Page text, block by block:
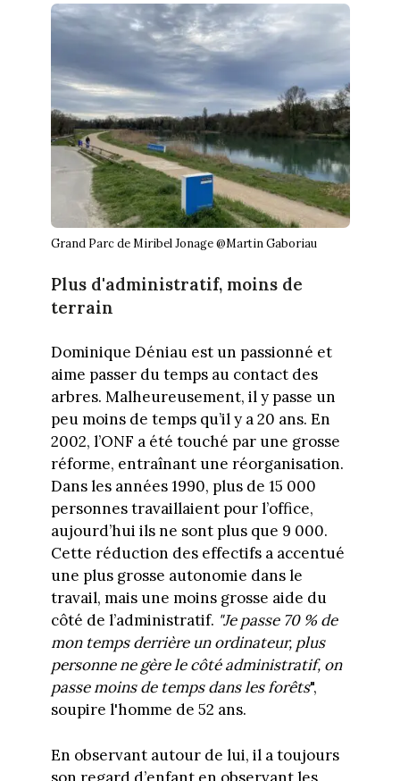
Grand Parc de Miribel Jonage @Martin Gaboriau
Plus d'administratif, moins de
terrain
Dominique Déniau est un passionné et
aime passer du temps au contact des
arbres. Malheureusement, il y passe un
peu moins de temps qu’il y a 20 ans. En
2002, l’ONF a été touché par une grosse
réforme, entraînant une réorganisation.
Dans les années 1990, plus de 15 000
personnes travaillaient pour l’office,
aujourd’hui ils ne sont plus que 9 000.
Cette réduction des effectifs a accentué
une plus grosse autonomie dans le
travail, mais une moins grosse aide du
côté de l’administratif. "Je passe 70 % de
mon temps derrière un ordinateur, plus
personne ne gère le côté administratif, on
passe moins de temps dans les forêts",
soupire l'homme de 52 ans.
En observant autour de lui, il a toujours